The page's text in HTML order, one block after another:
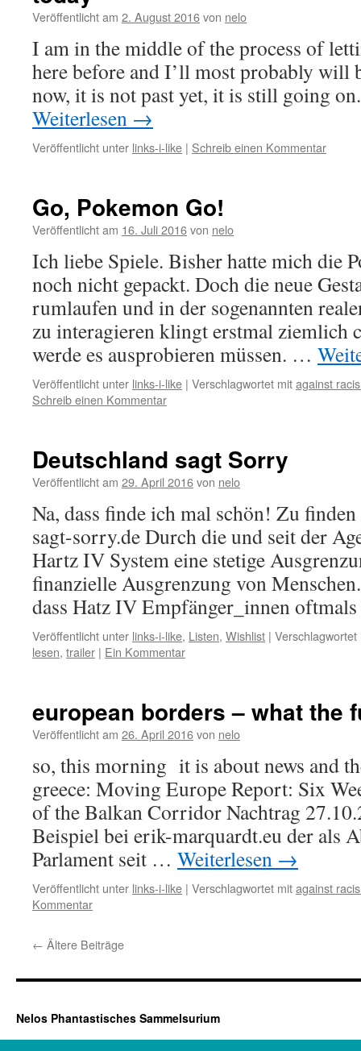
Veröffentlicht am 2. August 2016von nelo
I am in the middle of the process of
here before and I’ll most probably will
now, it is not past yet, it is still going
Weiterlesen →
Veröffentlicht unter links-i-like | Schreib einen Kommentar
Go, Pokemon Go!
Veröffentlicht am 16. Juli 2016von nelo
Ich liebe Spiele. Bisher hatte mich die
noch nicht gepackt. Doch die neue
rumlaufen und in der sogenannten
zu interagieren klingt erstmal ziemlich
werde es ausprobieren müssen. …
Veröffentlicht unter links-i-like | Verschlagwortet mitagainst
Schreib einen Kommentar
Deutschland sagt Sorry
Veröffentlicht am 29. April 2016von nelo
Na, dass finde ich mal schön! Zu
sagt-sorry.de Durch die und seit der
Hartz IV System eine stetige
finanzielle Ausgrenzung von
dass Hatz IV Empfänger_innen
Veröffentlicht unter links-i-like, Listen, Wishlist | Verschlagwortet
lesen, trailer | Ein Kommentar
european borders – what the
Veröffentlicht am 26. April 2016von nelo
so, this morning it is about news and
greece: Moving Europe Report: Six
of the Balkan Corridor Nachtrag
Beispiel bei erik-marquardt.eu der als
Parlament seit … Weiterlesen →
Veröffentlicht unter links-i-like | Verschlagwortet mitagainst
Kommentar
← Ältere Beiträge
Nelos Phantastisches Sammelsurium